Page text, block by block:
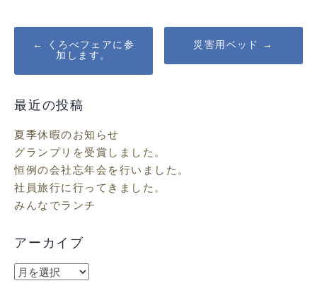
Post
navigation
←
くろべフェアに参
加します。
災害用ベッド →
最近の投稿
夏季休暇のお知らせ
グランプリを受賞しました。
恒例の会社忘年会を行いました。
社員旅行に行ってきました。
みんなでランチ
アーカイブ
ア